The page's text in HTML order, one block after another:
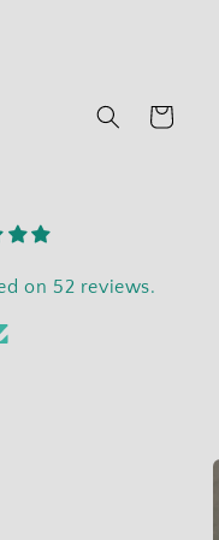
Ostoskori
on 52 reviews.